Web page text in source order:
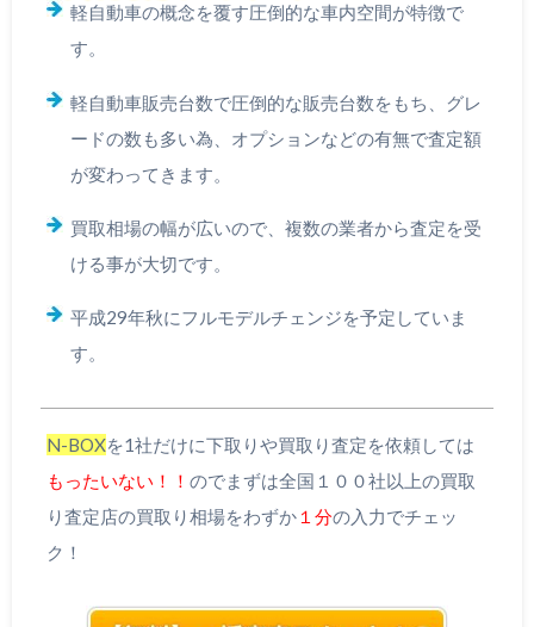
軽自動車の概念を覆す圧倒的な車内空間が特徴で
す。
軽自動車販売台数で圧倒的な販売台数をもち、グレ
ードの数も多い為、オプションなどの有無で査定額
が変わってきます。
買取相場の幅が広いので、複数の業者から査定を受
ける事が大切です。
平成29年秋にフルモデルチェンジを予定していま
す。
N-BOXを1社だけに下取りや買取り査定を依頼しては
もったいない！！ のでまずは全国１００社以上の買取
り査定店の買取り相場をわずか１分の入力でチェッ
ク！